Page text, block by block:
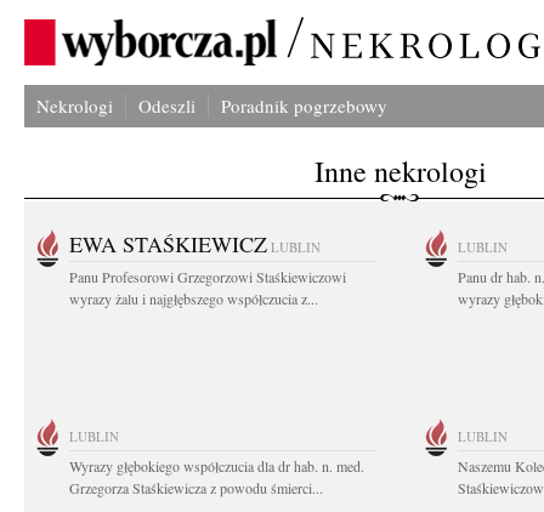
Nekrologi Odeszli Poradnik pogrzebowy
Inne nekrologi
EWA STAŚKIEWICZ LUBLIN
Panu Profesorowi Grzegorzowi Staśkiewiczowi
wyrazy żalu i najgłębszego współczucia z...
LUBLIN
Panu dr hab.
wyrazy
LUBLIN
Wyrazy głębokiego współczucia dla dr hab. n. med.
Grzegorza Staśkiewicza z powodu śmierci...
LUBLIN
Naszemu